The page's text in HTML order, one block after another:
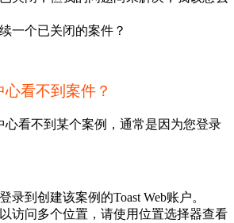
一个已关闭的案件？
看不到案件？
心看不到某个案例，通常是因为您登录
录到创建该案例的Toast Web账户。
访问多个位置，请使用位置选择器查看